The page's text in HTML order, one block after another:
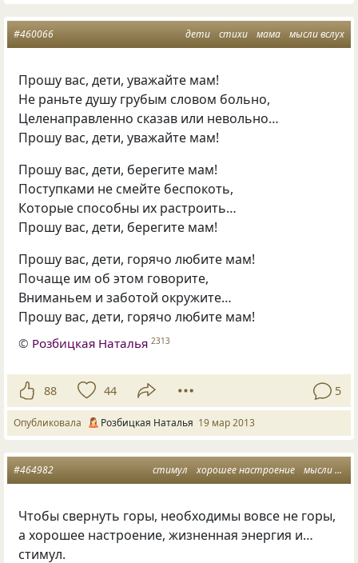
дети стихи мама мысли вслух
#460066
Прошу вас, дети, уважайте мам!
Не раньте душу грубым словом больно,
Целенаправленно сказав или невольно…
Прошу вас, дети, уважайте мам!
Прошу вас, дети, берегите мам!
Поступками не смейте беспокоть,
Которые способны их растроить…
Прошу вас, дети, берегите мам!
Прошу вас, дети, горячо любите мам!
Почаще им об этом говорите,
Вниманьем и заботой окружите…
Прошу вас, дети, горячо любите мам!
© Розбицкая Наталья 2313
88 44 5
Опубликовала Розбицкая Наталья 19 мар 2013
стимул хорошее настроение мысли вслух
#464982
Чтобы свернуть горы, необходимы вовсе не горы,
а хорошее настроение, жизненная энергия и…
стимул.